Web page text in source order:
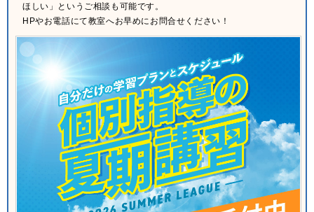
ほしい」というご相談も可能です。
HPやお電話にて教室へお早めにお問合せください！